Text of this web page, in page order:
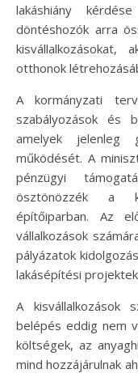
lakáshiány
döntéshozók arra
kisvállalkozásokat,
otthonok
A kormányzati
szabályozások és
amelyek jelenleg
működését. A
pénzügyi
ösztönözzék a
építőiparban. Az
vállalkozások
pályázatok
lakásépítési
A kisvállalkozások
belépés eddig nem
költségek, az
mind hozzájárulnak